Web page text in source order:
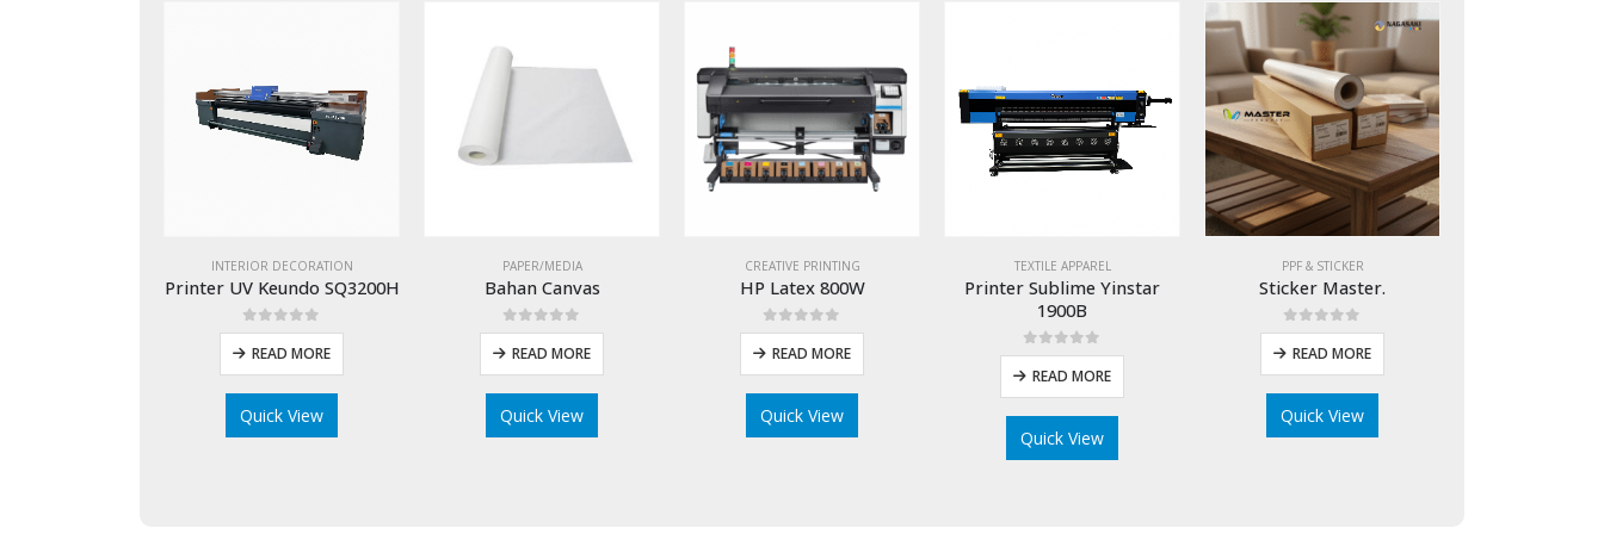
INTERIOR DECORATION
Printer UV Keundo SQ3200H
0out of 5
READ MORE
Quick View
PAPER/MEDIA
Bahan Canvas
0out of 5
READ MORE
Quick View
CREATIVE PRINTING
HP Latex 800W
0out of 5
READ MORE
Quick View
TEXTILE APPAREL
Printer Sublime Yinstar
1900B
0out of 5
READ MORE
Quick View
PPF & STICKER
Sticker Master.
0out of 5
READ MORE
Quick View